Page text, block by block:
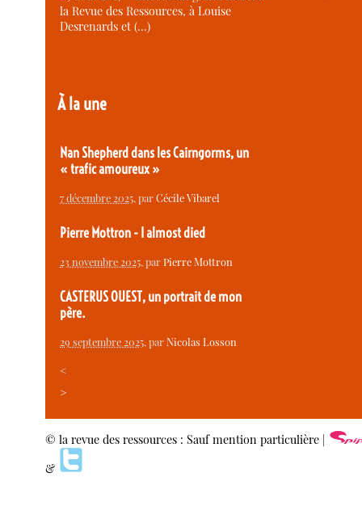
la Revue des Ressources, à Louise
Desrenards et (…)
À la une
Nan Shepherd dans les Cairngorms, un
« trafic amoureux »
7 décembre 2025, parCécile Vibarel
Pierre Mottron - I almost died
23 novembre 2025, parPierre Mottron
CASTERUS OUEST, un portrait de mon
père.
29 septembre 2025, parNicolas Losson
<
>
© la revue des ressources : Sauf mention particulière |
&